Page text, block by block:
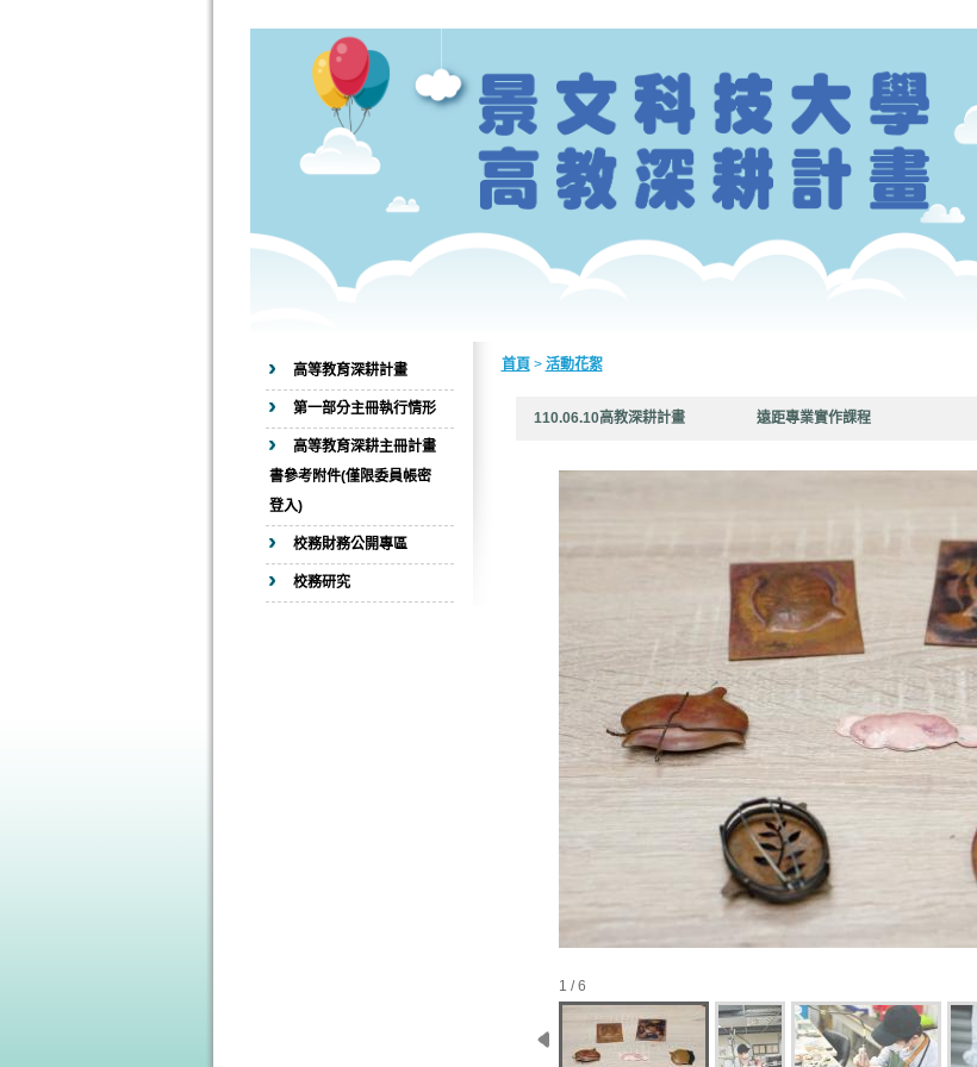
高等教育深耕計畫
第一部分主冊執行情形
高等教育深耕主冊計畫
書參考附件(僅限委員帳密
登入)
校務財務公開專區
校務研究
首頁 > 活動花絮
110.06.10高教深耕計畫 遠距專業實作課程
1 / 6